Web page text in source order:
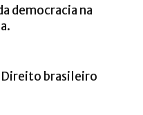
democracia na
Direito brasileiro